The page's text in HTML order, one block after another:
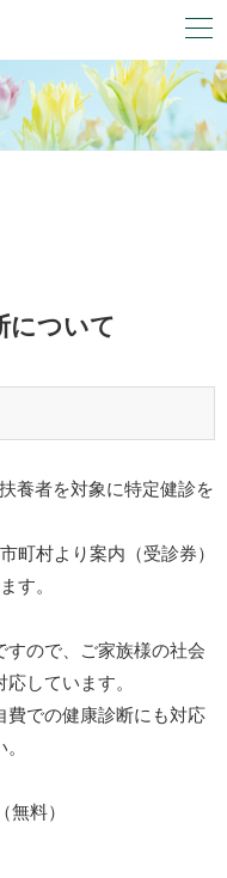
について
養者を対象に特定健診を
町村より案内（受診券）
す。
すので、ご家族様の社会
しています。
費での健康診断にも対応
料）